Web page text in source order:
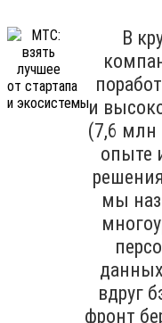
В
и
(7,6 млн
опыте
мы
вдруг
фронт